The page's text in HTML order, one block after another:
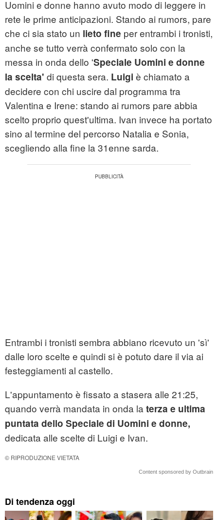
Uomini e donne hanno avuto modo di leggere in
rete le prime anticipazioni. Stando ai rumors, pare
che ci sia stato un lieto fine per entrambi i tronisti,
anche se tutto verrà confermato solo con la
messa in onda dello 'Speciale Uomini e donne
la scelta' di questa sera. Luigi è chiamato a
decidere con chi uscire dal programma tra
Valentina e Irene: stando ai rumors pare abbia
scelto proprio quest'ultima. Ivan invece ha portato
sino al termine del percorso Natalia e Sonia,
scegliendo alla fine la 31enne sarda.
Entrambi i tronisti sembra abbiano ricevuto un 'sì'
dalle loro scelte e quindi si è potuto dare il via ai
festeggiamenti al castello.
L'appuntamento è fissato a stasera alle 21:25,
quando verrà mandata in onda la terza e ultima
puntata dello Speciale di Uomini e donne,
dedicata alle scelte di Luigi e Ivan.
© RIPRODUZIONE VIETATA
Content sponsored by Outbrain
Di tendenza oggi